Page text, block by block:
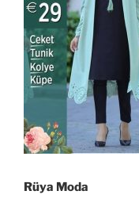
Rüya Moda